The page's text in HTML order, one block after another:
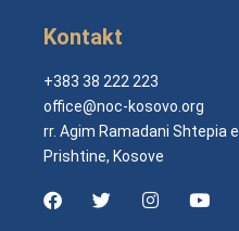
Kontakt
+383 38 222 223
office@noc-kosovo.org
rr. Agim Ramadani Shtepia
Prishtine, Kosove